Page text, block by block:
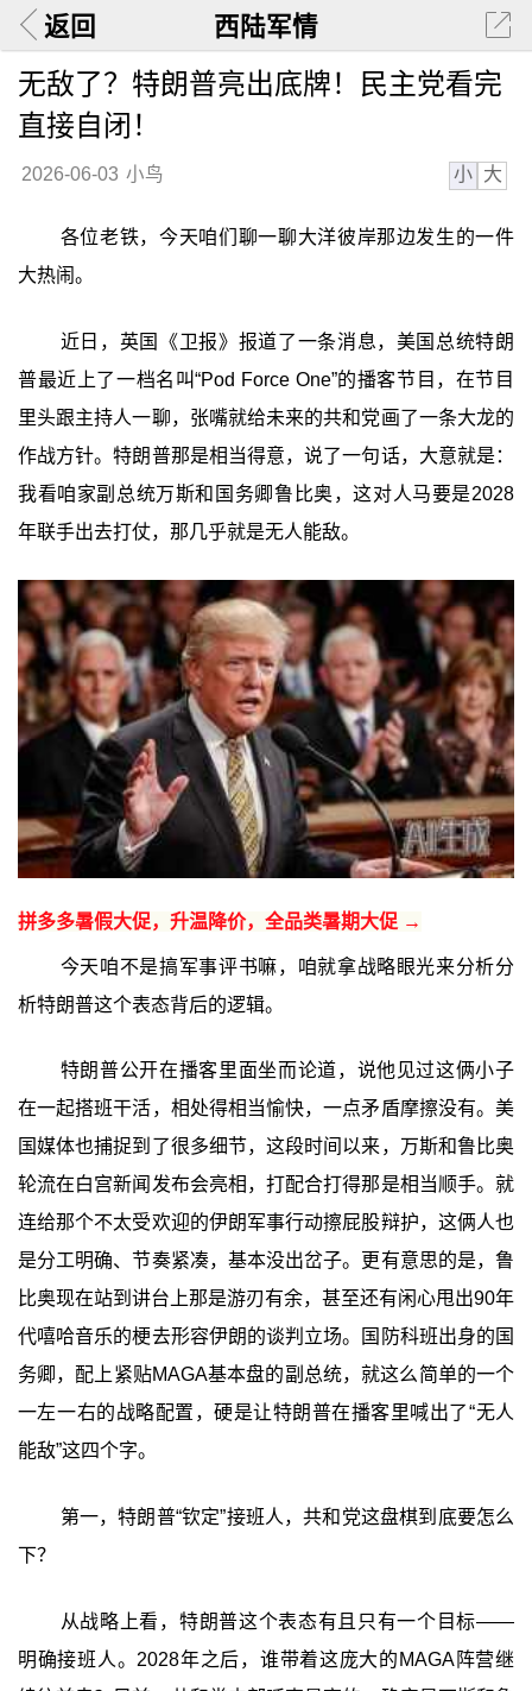
返回 西陆军情
无敌了？特朗普亮出底牌！民主党看完
直接自闭！
2026-06-03 小鸟 小 大
各位老铁，今天咱们聊一聊大洋彼岸那边发生的一件
大热闹。
近日，英国《卫报》报道了一条消息，美国总统特朗
普最近上了一档名叫“Pod Force One”的播客节目，在节目
里头跟主持人一聊，张嘴就给未来的共和党画了一条大龙的
作战方针。特朗普那是相当得意，说了一句话，大意就是：
我看咱家副总统万斯和国务卿鲁比奥，这对人马要是2028
年联手出去打仗，那几乎就是无人能敌。
拼多多暑假大促，升温降价，全品类暑期大促 →
今天咱不是搞军事评书嘛，咱就拿战略眼光来分析分
析特朗普这个表态背后的逻辑。
特朗普公开在播客里面坐而论道，说他见过这俩小子
在一起搭班干活，相处得相当愉快，一点矛盾摩擦没有。美
国媒体也捕捉到了很多细节，这段时间以来，万斯和鲁比奥
轮流在白宫新闻发布会亮相，打配合打得那是相当顺手。就
连给那个不太受欢迎的伊朗军事行动擦屁股辩护，这俩人也
是分工明确、节奏紧凑，基本没出岔子。更有意思的是，鲁
比奥现在站到讲台上那是游刃有余，甚至还有闲心甩出90年
代嘻哈音乐的梗去形容伊朗的谈判立场。国防科班出身的国
务卿，配上紧贴MAGA基本盘的副总统，就这么简单的一个
一左一右的战略配置，硬是让特朗普在播客里喊出了“无人
能敌”这四个字。
第一，特朗普“钦定”接班人，共和党这盘棋到底要怎么
下？
从战略上看，特朗普这个表态有且只有一个目标——
明确接班人。2028年之后，谁带着这庞大的MAGA阵营继